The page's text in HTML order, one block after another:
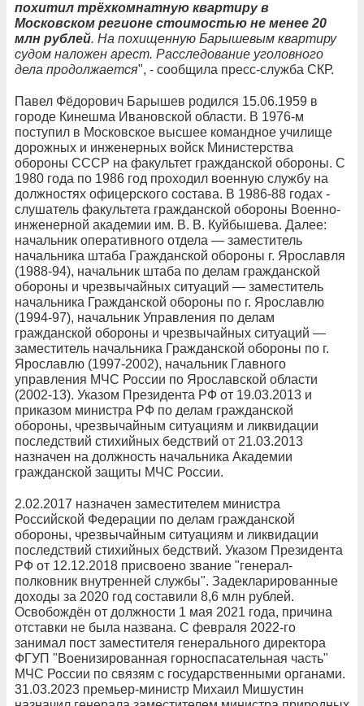
похитил трёхкомнатную квартиру в
Московском регионе стоимостью не менее 20
млн рублей. На похищенную Барышевым квартиру
судом наложен арест. Расследование уголовного
дела продолжается", - сообщила пресс-служба СКР.
Павел Фёдорович Барышев родился 15.06.1959 в
городе Кинешма Ивановской области. В 1976-м
поступил в Московское высшее командное училище
дорожных и инженерных войск Министерства
обороны СССР на факультет гражданской обороны. С
1980 года по 1986 год проходил военную службу на
должностях офицерского состава. В 1986-88 годах -
слушатель факультета гражданской обороны Военно-
инженерной академии им. В. В. Куйбышева. Далее:
начальник оперативного отдела — заместитель
начальника штаба Гражданской обороны г. Ярославля
(1988-94), начальник штаба по делам гражданской
обороны и чрезвычайных ситуаций — заместитель
начальника Гражданской обороны по г. Ярославлю
(1994-97), начальник Управления по делам
гражданской обороны и чрезвычайных ситуаций —
заместитель начальника Гражданской обороны по г.
Ярославлю (1997-2002), начальник Главного
управления МЧС России по Ярославской области
(2002-13). Указом Президента РФ от 19.03.2013 и
приказом министра РФ по делам гражданской
обороны, чрезвычайным ситуациям и ликвидации
последствий стихийных бедствий от 21.03.2013
назначен на должность начальника Академии
гражданской защиты МЧС России.
2.02.2017 назначен заместителем министра
Российской Федерации по делам гражданской
обороны, чрезвычайным ситуациям и ликвидации
последствий стихийных бедствий. Указом Президента
РФ от 12.12.2018 присвоено звание "генерал-
полковник внутренней службы". Задекларированные
доходы за 2020 год составили 8,6 млн рублей.
Освобождён от должности 1 мая 2021 года, причина
отставки не была названа. С февраля 2022-го
занимал пост заместителя генерального директора
ФГУП "Военизированная горноспасательная часть"
МЧС России по связям с государственными органами.
31.03.2023 премьер-министр Михаил Мишустин